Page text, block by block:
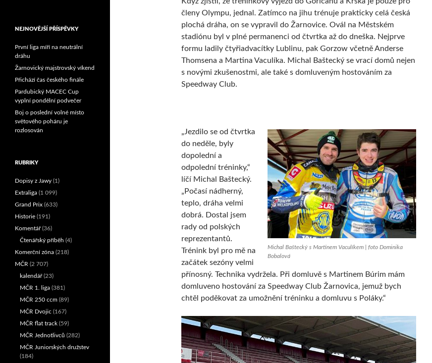
členy Olympu, jednal. Zatímco na jihu trénuje prakticky celá česká
plochá dráha, on se vypravil do Žarnovice. Ovál na Městském
stadiónu byl v plné permanenci od čtvrtka až do dneška. Nejprve
formu ladily čtyřiadvacítky Lublinu, pak Gorzow včetně Anderse
Thomsena a Martina Vaculíka. Michal Baštecký se vrací domů nejen
s novými zkušenostmi, ale také s domluveným hostováním za
Speedway Club.
Michal Baštecký s Martinem Vaculíkem | foto Dominika
Bobalová
„Jezdilo se od čtvrtka
do neděle, byly
dopolední a
odpolední tréninky,“
líčí Michal Baštecký.
„Počasí nádherný,
teplo, dráha velmi
dobrá. Dostal jsem
rady od polských
reprezentantů.
Trénink byl pro mě na
začátek sezóny velmi
přínosný. Technika vydržela. Při domluvě s Martinem Búrim mám
domluveno hostování za Speedway Club Žarnovica, jemuž bych
chtěl poděkovat za umožnění tréninku a domluvu s Poláky.“
NEJNOVĚJŠÍ PŘÍSPĚVKY
První liga míří na neutrální
dráhu
Žarnovický majstrovský víkend
Přichází čas českého finále
Pardubický MACEC Cup
vyplní pondělní podvečer
Boj o poslední volné místo
světového poháru je
rozlosován
RUBRIKY
Dopisy z Jawy (1)
Extraliga (1 099)
Grand Prix (633)
Historie (191)
Komentář(36)
Čtenářský příběh (4)
Komerční zóna (218)
MČR (2 707)
kalendář(23)
MČR 1. liga (381)
MČR 250 ccm (89)
MČR Dvojic (167)
MČR flat track (59)
MČR Jednotlivců (282)
MČR Juniorských družstev
(184)